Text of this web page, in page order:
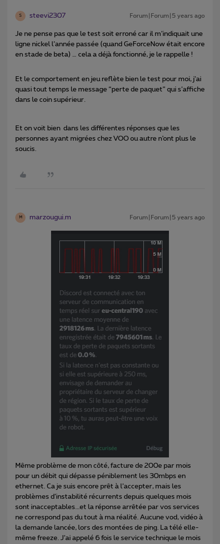
S steevi2307 Forum|Forum|5 years ago
Je ne pense pas que le test soit erroné car il m’indiquait une
ligne nickel l’année passée (quand GeForceNow était encore
en stade de beta) … cela a déjà fonctionné, je le rappelle !
Et le comportement en jeu reflète bien le test pour moi, j’ai
quasi tout temps le message “perte de paquet” qui s’affiche
dans le coin supérieur.
Et on voit bien dans les différentes réponses que les
personnes ayant migrées chez VOO ou autre n’ont plus le
soucis.
M marzougui.m Forum|Forum|5 years ago
Même problème de mon côté, facture de 200e par mois
pour un débit qui dépasse péniblement les 30mbps en
ethernet. Ca je suis encore prêt à l’accepter, mais les
problèmes d’instabilité récurrents depuis quelques mois
sont inacceptables...et la réponse arrêtée par vos services
ne correspond pas du tout à ma réalité. Aucune vod, vidéo à
la demande lancée, lors des montées de ping. La télé elle-
même freeze. J’ai appelé 6 fois le service technique le mois